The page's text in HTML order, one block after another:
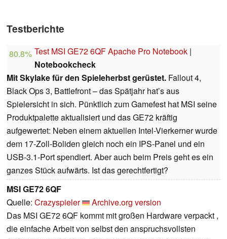
Testberichte
80.8% Test MSI GE72 6QF Apache Pro Notebook |
Notebookcheck
Mit Skylake für den Spieleherbst gerüstet. Fallout 4,
Black Ops 3, Battlefront – das Spätjahr hat’s aus
Spielersicht in sich. Pünktlich zum Gamefest hat MSI seine
Produktpalette aktualisiert und das GE72 kräftig
aufgewertet: Neben einem aktuellen Intel-Vierkerner wurde
dem 17-Zoll-Boliden gleich noch ein IPS-Panel und ein
USB-3.1-Port spendiert. Aber auch beim Preis geht es ein
ganzes Stück aufwärts. Ist das gerechtfertigt?
MSI GE72 6QF
Quelle: Crazyspieler
Archive.org version
Das MSI GE72 6QF kommt mit großen Hardware verpackt ,
die einfache Arbeit von selbst den anspruchsvollsten